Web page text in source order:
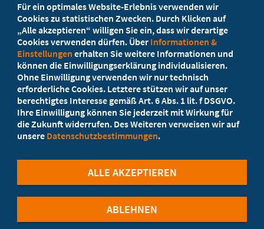
Ihr Landesverband berät Sie!
Ansprechpartner
Werden Sie jetzt Mitglied!
5 Vorteile einer Mitgliedschaft
Für ein optimales Website-Erlebnis verwenden wir
Cookies zu statistischen Zwecken. Durch Klicken auf
„Alle akzeptieren“ willigen Sie ein, dass wir derartige
Cookies verwenden dürfen. Über Informationen &
Einstellungen erhalten Sie weitere Informationen und
können die Einwilligungserklärung individualisieren.
Ohne Einwilligung verwenden wir nur technisch
erforderliche Cookies. Letztere stützen wir auf unser
berechtigtes Interesse gemäß Art. 6 Abs. 1 lit. f DSGVO.
Ihre Einwilligung können Sie jederzeit mit Wirkung für
die Zukunft widerrufen. Des Weiteren verweisen wir auf
unsere Datenschutzbestimmungen.
ABLEHNEN
ALLE AKZEPTIEREN